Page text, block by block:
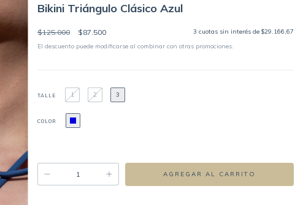
Bikini Triángulo Clásico Azul
$125.000 $87.500 3 cuotas sin interés de $29.166,67
El descuento puede modificarse al combinar con otras promociones.
TALLE 1 2 3
COLOR